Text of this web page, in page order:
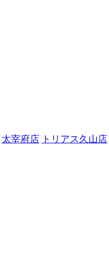
太宰府店 トリアス久山店